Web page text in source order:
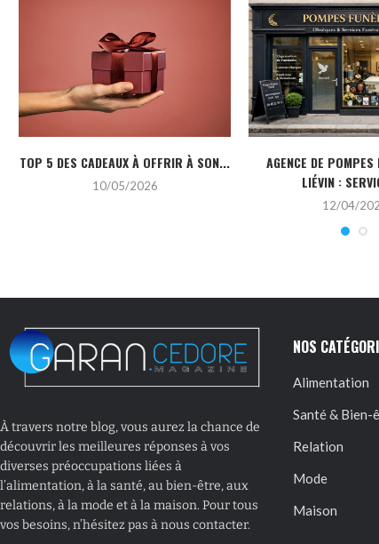
TOP 5 DES CADEAUX À OFFRIR À SON...
10/05/2026
AGENCE DE
LIÉVIN :
12/04/
À travers notre blog, vous aurez la chance de
découvrir les meilleures réponses à vos
diverses préoccupations liées à
l’alimentation, à la santé, au bien-être, aux
relations, à la mode et à la maison. Pour tous
vos besoins, n’hésitez pas à nous contacter.
NOS
Alimentation
Santé & Bien-
Relation
Mode
Maison